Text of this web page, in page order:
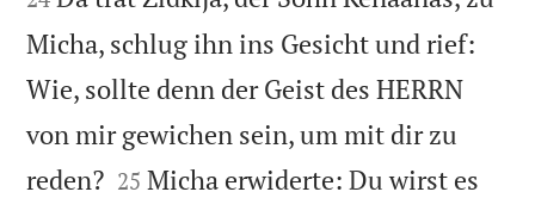
Micha, schlug ihn ins Gesicht und rief:
Wie, sollte denn der Geist des HERRN
von mir gewichen sein, um mit dir zu
reden?
25 Micha erwiderte: Du wirst es